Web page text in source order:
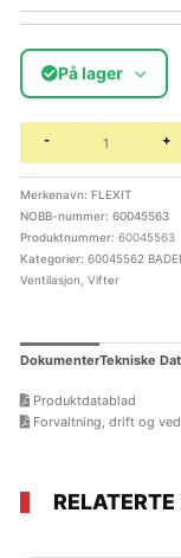
På lager
- +
Merkenavn: FLEXIT
NOBB-nummer: 60045563
Produktnummer: 60045563
Kategorier: 60045562
Ventilasjon Vifter
DokumenterTekniske
Produktdatablad
Forvaltning, drift og